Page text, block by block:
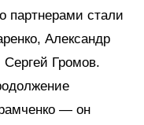
партнерами стали
Александр
Громов.
— он